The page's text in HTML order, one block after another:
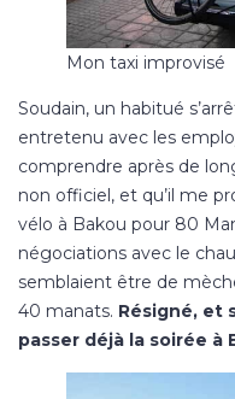
Mon taxi improvisé
Soudain, un habitué
entretenu avec les
comprendre après de
non officiel, et qu’il me
vélo à Bakou pour 80
négociations avec le
semblaient être de
40 manats. Résigné, et
passer déjà la soirée à